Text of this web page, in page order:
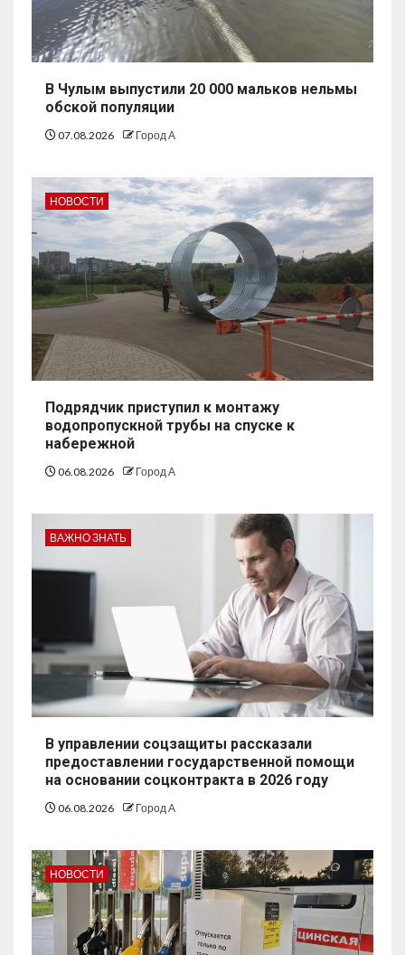
В Чулым выпустили 20 000 мальков нельмы
обской популяции
07.08.2026 Город А
НОВОСТИ
Подрядчик приступил к монтажу
водопропускной трубы на спуске к
набережной
06.08.2026 Город А
ВАЖНО ЗНАТЬ
В управлении соцзащиты рассказали
предоставлении государственной помощи
на основании соцконтракта в 2026 году
06.08.2026 Город А
НОВОСТИ